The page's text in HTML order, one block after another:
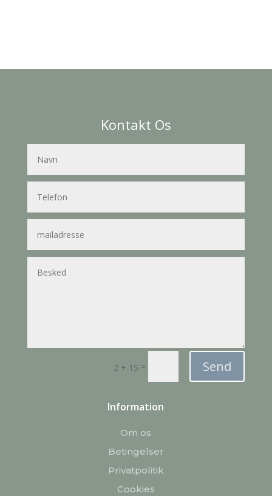
Kontakt Os
2 + 15 = Send
Information
Om os
Betingelser
Privatpolitik
Cookies